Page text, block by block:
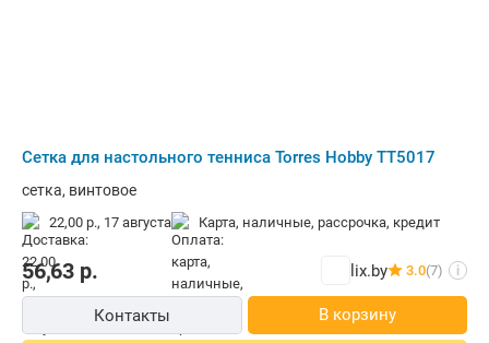
Сетка для настольного тенниса Torres Hobby TT5017
сетка, винтовое
22,00 р., 17 августа карта, наличные, рассрочка, кредит
56,63 р. lix.by 3.0(7) i
Контакты В корзину